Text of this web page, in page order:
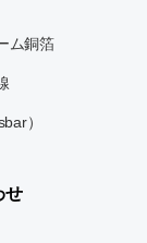
ム銅箔
）
せ